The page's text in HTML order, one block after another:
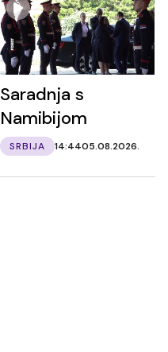
Saradnja s
Namibijom
SRBIJA 14:4405.08.2026.